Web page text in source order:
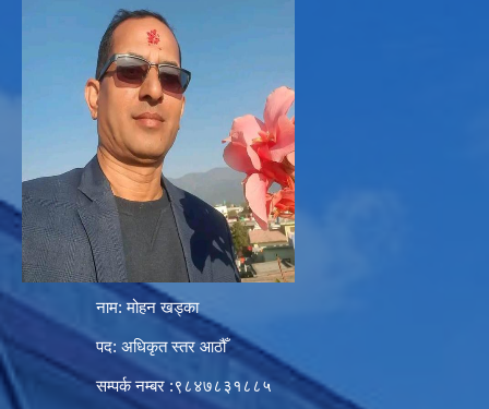
नाम: मोहन खड्का
पद: अधिकृत स्तर आठौँ
सम्पर्क नम्बर :९८४७८३१८८५